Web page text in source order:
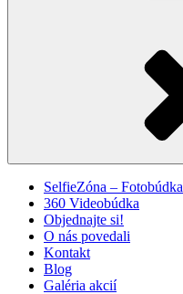
SelfieZóna – Fotobúdka
360 Videobúdka
Objednajte si!
O nás povedali
Kontakt
Blog
Galéria akcií